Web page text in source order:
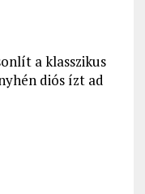
a klasszikus
diós ízt ad